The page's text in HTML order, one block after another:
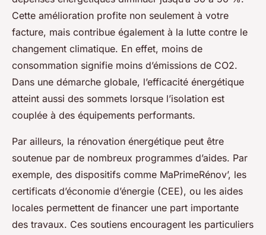
Cette amélioration profite non seulement à votre
facture, mais contribue également à la lutte contre le
changement climatique. En effet, moins de
consommation signifie moins d’émissions de CO2.
Dans une démarche globale, l’efficacité énergétique
atteint aussi des sommets lorsque l’isolation est
couplée à des équipements performants.
Par ailleurs, la rénovation énergétique peut être
soutenue par de nombreux programmes d’aides. Par
exemple, des dispositifs comme MaPrimeRénov’, les
certificats d’économie d’énergie (CEE), ou les aides
locales permettent de financer une part importante
des travaux. Ces soutiens encouragent les particuliers